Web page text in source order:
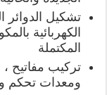
تشكيل الدوائر
الكهربائية
المكتملة
تركيب مفاتيح
ومعدات تحكم